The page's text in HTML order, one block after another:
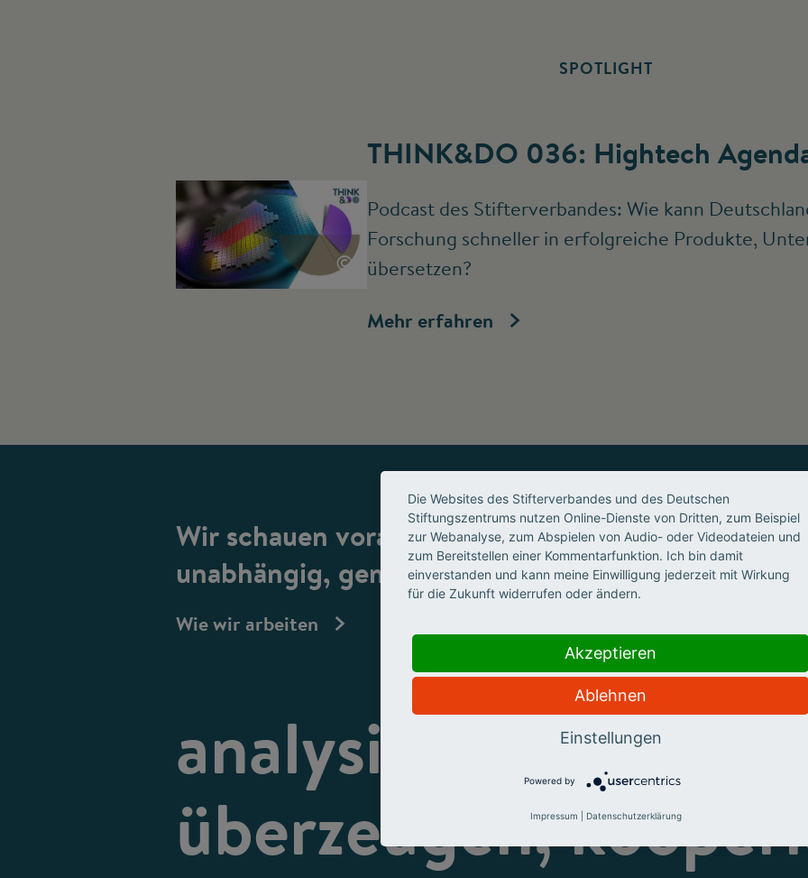
SPOTLIGHT
©
THINK&DO 036: Hightech
Podcast des Stifterverbandes: Wie kann
Forschung schneller in erfolgreiche Produkte,
übersetzen?
Mehr erfahren
Wir schauen voraus, geben Impulse, ermöglichen
unabhängig, gemeinwohlorientiert,
Wie wir arbeiten
analysieren,
überzeugen,
Die Websites des Stifterverbandes und des Deutschen
Stiftungszentrums nutzen Online-Dienste von Dritten, zum Beispiel
zur Webanalyse, zum Abspielen von Audio- oder Videodateien und
zum Bereitstellen einer Kommentarfunktion. Ich bin damit
einverstanden und kann meine Einwilligung jederzeit mit Wirkung
für die Zukunft widerrufen oder ändern.
Akzeptieren
Ablehnen
Einstellungen
Powered by
Impressum Datenschutzerklärung